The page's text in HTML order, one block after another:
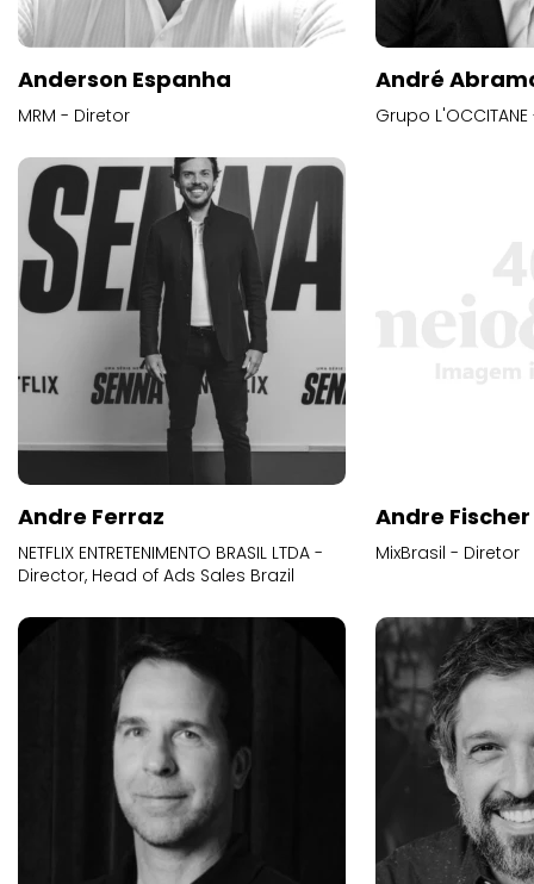
Anderson Espanha
MRM - Diretor
André
Grupo
Andre Ferraz
NETFLIX ENTRETENIMENTO BRASIL LTDA -
Director, Head of Ads Sales Brazil
Andre Fischer
MixBrasil - Diretor